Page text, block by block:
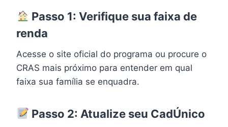
Passo 1: Verifique sua faixa de
renda
Acesse o site oficial do programa ou procure o
CRAS mais próximo para entender em qual
faixa sua família se enquadra.
Passo 2: Atualize seu CadÚnico